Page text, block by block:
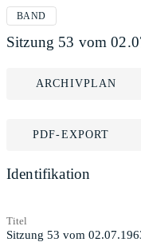
BAND
Sitzung 53 vom
ARCHIVPLAN
PDF-EXPORT
Identifikation
Titel
Sitzung 53 vom